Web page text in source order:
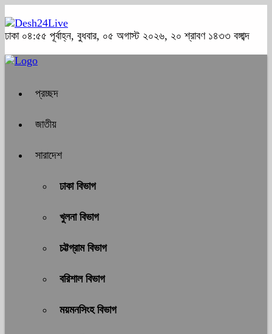
ঢাকা ০৪:৫৫ পূর্বাহ্ন, বুধবার, ০৫ অগাস্ট ২০২৬, ২০ শ্রাবণ ১৪৩৩ বঙ্গাব্দ
প্রচ্ছদ
জাতীয়
সারাদেশ
ঢাকা বিভাগ
খুলনা বিভাগ
চট্টগ্রাম বিভাগ
বরিশাল বিভাগ
ময়মনসিংহ বিভাগ